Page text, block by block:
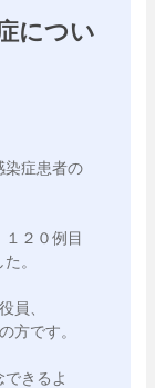
につい
染症患者の
２０例目
。
員、
方です。
きるよ